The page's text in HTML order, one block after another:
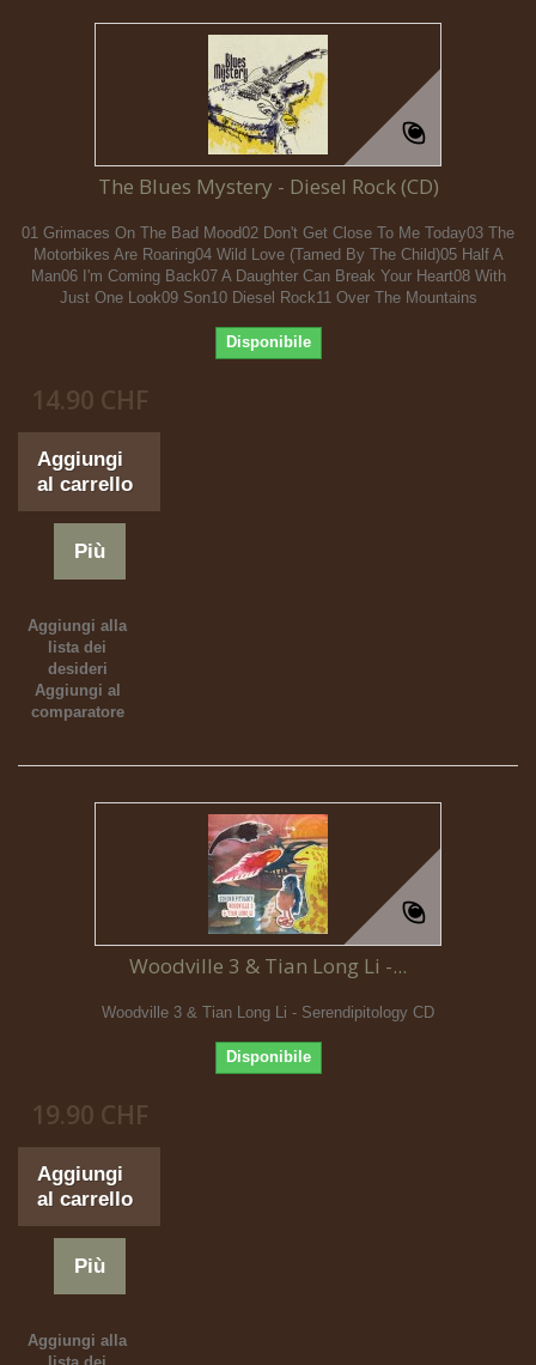
The Blues Mystery - Diesel Rock (CD)
01 Grimaces On The Bad Mood02 Don't Get Close To Me Today03 The
Motorbikes Are Roaring04 Wild Love (Tamed By The Child)05 Half A
Man06 I'm Coming Back07 A Daughter Can Break Your Heart08 With
Just One Look09 Son10 Diesel Rock11 Over The Mountains
Disponibile
14.90 CHF
Aggiungi
al carrello
Più
Aggiungi alla
lista dei
desideri
Aggiungi al
comparatore
Woodville 3 & Tian Long Li -...
Woodville 3 & Tian Long Li - Serendipitology CD
Disponibile
19.90 CHF
Aggiungi
al carrello
Più
Aggiungi alla